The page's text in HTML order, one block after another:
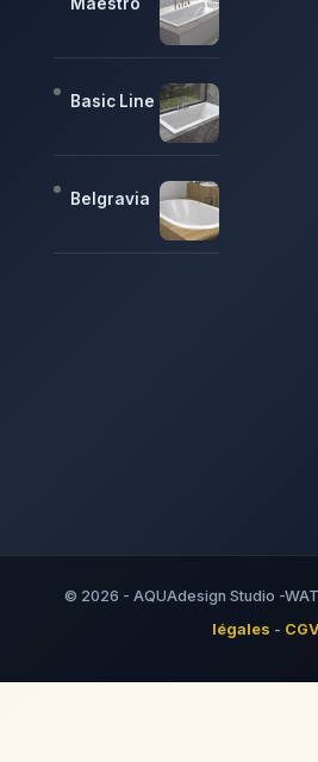
Basic Line
Belgravia
© 2026 - AQUAdesign Studio -
légales - CGV